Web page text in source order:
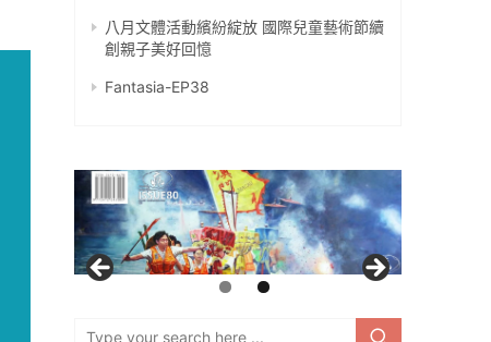
八月文體活動繽紛綻放 國際兒童藝術節續
創親子美好回憶
Fantasia-EP38